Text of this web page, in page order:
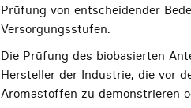
Prüfung von entscheidender
Versorgungsstufen.
Die Prüfung des biobasierten
Hersteller der Industrie, die vor
Aromastoffen zu demonstrieren